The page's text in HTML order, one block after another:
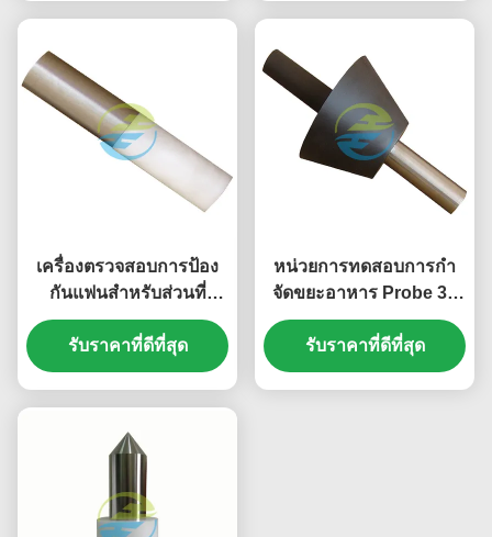
เครื่องตรวจสอบการป้อง
กันแฟนสําหรับส่วนที่
อันตราย การตรวจสอบ
ความสะดวกในการเข้าถึง
ของเครื่องจักรกล
รับราคาที่ดีที่สุด
หน่วยการทดสอบการกํา
จัดขยะอาหาร Probe 31
สําหรับ IEC 61032 ภาพ
14 การทดสอบความ
สะดวกสบายของชิ้นส่วน
รับราคาที่ดีที่สุด